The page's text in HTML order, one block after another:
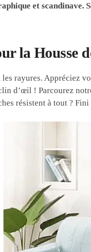
et
la Housse
rayures. Appréciez
d’œil ! Parcourez
résistent à tout ?